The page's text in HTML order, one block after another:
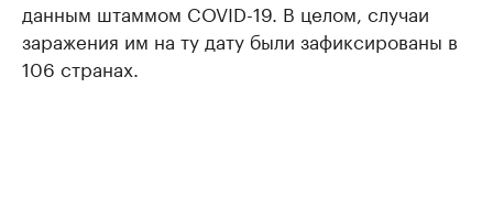
данным штаммом COVID-19. В целом, случаи
заражения им на ту дату были зафиксированы в
106 странах.